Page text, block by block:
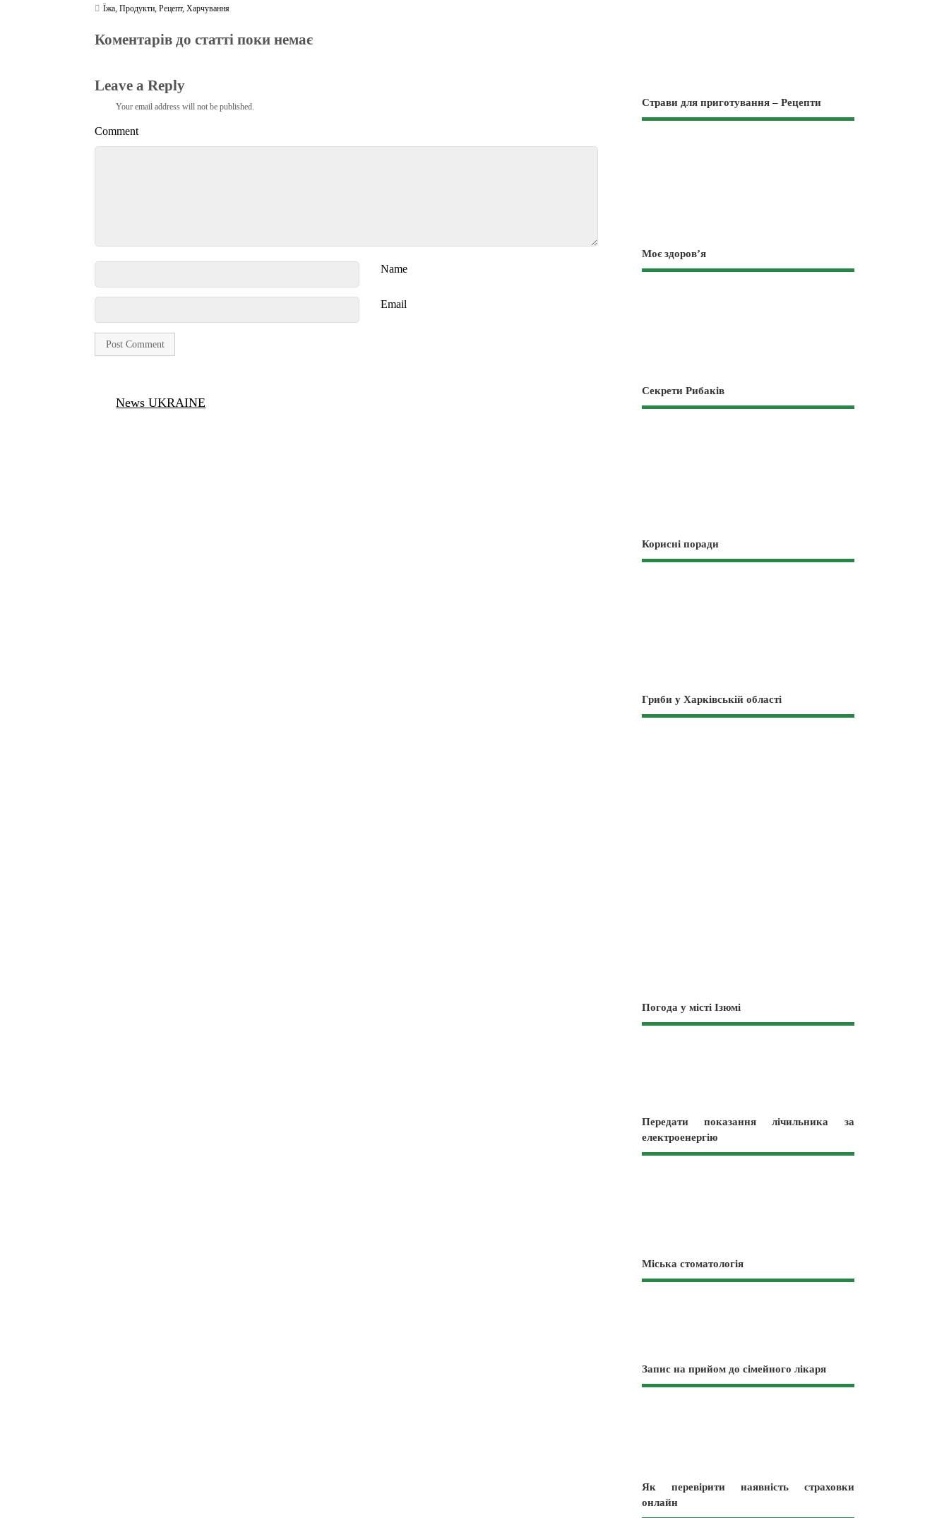
Їжа,Продукти,Рецепт,Харчування
Коментарів до статті поки немає
Leave a Reply
Your email address will not be published.
Comment
Name
Email
News UKRAINE
Страви для приготування – Рецепти
Моє здоров’я
Секрети Рибаків
Корисні поради
Гриби у Харківській області
Погода у місті Ізюмі
Передати показання лічильника за
електроенергію
Міська стоматологія
Запис на прийом до сімейного лікаря
Як перевірити наявність страховки
онлайн